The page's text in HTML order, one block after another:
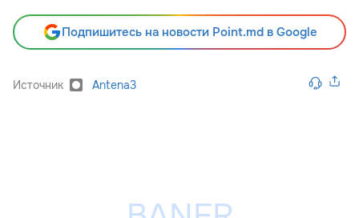
Подпишитесь на новости Point.md в Google
Источник Antena3